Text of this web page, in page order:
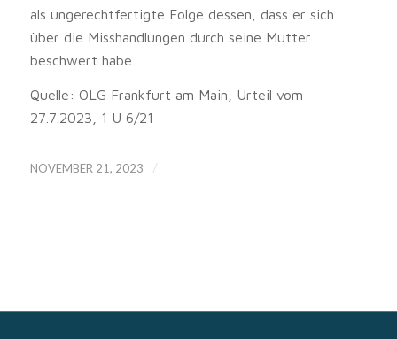
als ungerechtfertigte Folge dessen, dass er sich
über die Misshandlungen durch seine Mutter
beschwert habe.
Quelle: OLG Frankfurt am Main, Urteil vom
27.7.2023, 1 U 6/21
NOVEMBER 21, 2023 /